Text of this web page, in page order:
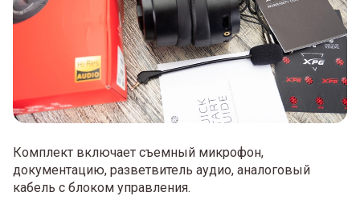
Комплект включает съемный микрофон,
документацию, разветвитель аудио, аналоговый
кабель с блоком управления.